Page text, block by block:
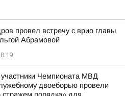
провел встречу с врио главы
Абрамовой
Чемпионата МВД
двоеборью провели